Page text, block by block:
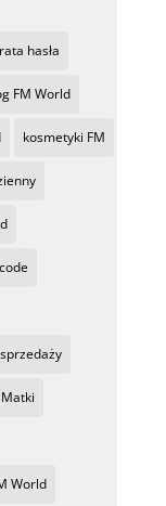
hasła
FM World
kosmetyki FM
World